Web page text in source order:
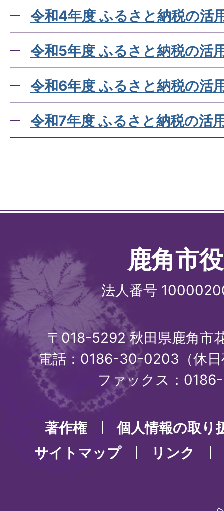
令和4年度 ふるさと納税の活
令和5年度 ふるさと納税の活
令和6年度 ふるさと納税の活
令和7年度 ふるさと納税の活
鹿角市
法人番号
〒018-5292 秋田県鹿角市
電話：0186-30-0203（休
ファックス：
著作権
個人情報の取り
サイトマップ
リンク